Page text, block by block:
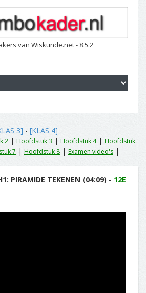
van Wiskunde.net - 8.5.2
3] - [KLAS 4]
2 | Hoofdstuk 3 | Hoofdstuk 4| Hoofdstuk
7 | Hoofdstuk 8 | Examen video's |
PIRAMIDE TEKENEN (04:09) - 12E